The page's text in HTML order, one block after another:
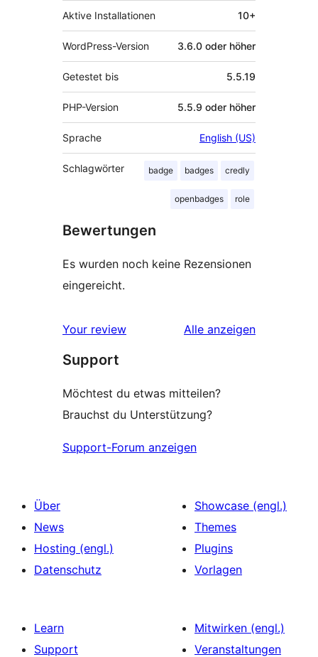
Aktive Installationen 10+
WordPress-Version 3.6.0 oder höher
Getestet bis 5.5.19
PHP-Version 5.5.9 oder höher
Sprache English (US)
Schlagwörter badge badges credly
openbadges role
Bewertungen
Es wurden noch keine Rezensionen
eingereicht.
Your review Alle Rezensionen
anzeigen
Support
Möchtest du etwas mitteilen?
Brauchst du Unterstützung?
Support-Forum anzeigen
Über
News
Hosting (engl.)
Datenschutz
Showcase (engl.)
Themes
Plugins
Vorlagen
Learn
Support
Mitwirken (engl.)
Veranstaltungen